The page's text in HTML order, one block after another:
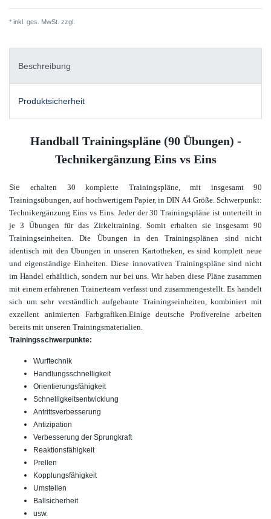
* inkl. ges. MwSt. zzgl.
Beschreibung
Produktsicherheit
Handball Trainingspläne (90 Übungen) -
Technikergänzung Eins vs Eins
Sie
erhalten 30 komplette Trainingspläne, mit insgesamt 90
Trainingsübungen, auf hochwertigem Papier, in DIN A4 Größe. Schwerpunkt:
Technikergänzung Eins vs Eins. Jeder der 30 Trainingspläne ist unterteilt in
je 3 Übungen für das Zirkeltraining. Somit erhalten sie insgesamt 90
Trainingseinheiten. Die Übungen in den Trainingsplänen sind nicht
identisch mit den Übungen in unseren Kartotheken, es sind komplett neue
und eigenständige Einheiten. Diese innovativen Trainingspläne sind nicht
im Handel erhältlich, sondern nur bei uns. Wir haben diese Pläne zusammen
mit einemerfahrenen Trainerteam verfasst und zusammengestellt. Es handelt
sich um sehr verständlich aufgebaute Trainingseinheiten, kombiniert mit
exzellent animierten Farbgrafiken.Einige deutsche Profivereine arbeiten
bereits mit unseren Trainingsmaterialien.
Trainingsschwerpunkte:
Wurftechnik
Handlungsschnelligkeit
Orientierungsfähigkeit
Schnelligkeitsentwicklung
Antrittsverbesserung
Antizipation
Verbesserung der Sprungkraft
Reaktionsfähigkeit
Prellen
Kopplungsfähigkeit
Umstellen
Ballsicherheit
usw.